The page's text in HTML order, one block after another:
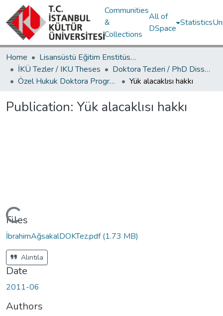
Communities
&
Collections
All of
DSpace
Statistics
Home
Lisansüstü Eğitim Enstitüsü / Postgraduate Education Institute
İKÜ Tezler / IKU Theses
Doktora Tezleri / PhD Dissertations
Özel Hukuk Doktora Programı / Private Law PhD Program
Yük alacaklısı hakkı
Publication: Yük alacaklısı hakkı
Files
İbrahimAğsakalDOKTez.pdf(1.73 MB)
Alıntıla
Date
2011-06
Authors